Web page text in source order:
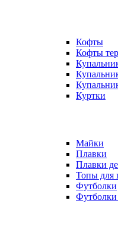
Кофты
Кофты
Куртки
Майки
Плавки
Плавки
Топы для
Футболки
Футболки